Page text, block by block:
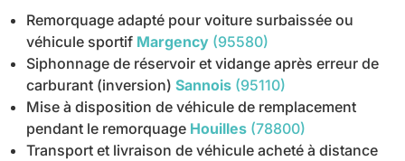
Remorquage adapté pour voiture surbaissée ou
véhicule sportif Margency (95580)
Siphonnage de réservoir et vidange après erreur de
carburant (inversion) Sannois (95110)
Mise à disposition de véhicule de remplacement
pendant le remorquage Houilles (78800)
Transport et livraison de véhicule acheté à distance